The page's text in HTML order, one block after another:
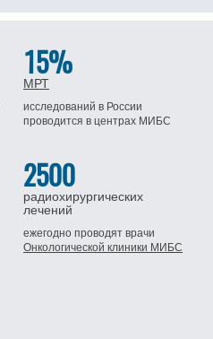
15%
МРТ
исследований в России
проводится в центрах МИБС
2500
радиохирургических
лечений
ежегодно проводят врачи
Онкологической клиники МИБС